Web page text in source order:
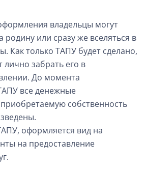
владельцы могут
родину или сразу же вселяться в
Как только ТАПУ будет сделано,
лично забрать его в
До момента
все денежные
собственность
оформляется вид на
на предоставление